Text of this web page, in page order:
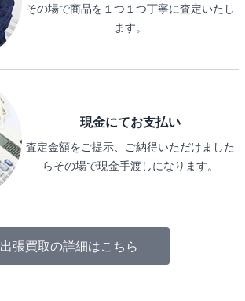
その場で商品を１つ１つ丁寧に査定いたし
ます。
現金にてお支払い
査定金額をご提示、ご納得いただけました
らその場で現金手渡しになります。
出張買取の詳細はこちら